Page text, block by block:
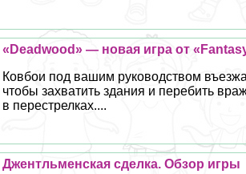
«Deadwood» — новая игра от
Ковбои под вашим руководством
чтобы захватить здания и перебить
в перестрелках....
Джентльменская сделка. Обзор игры